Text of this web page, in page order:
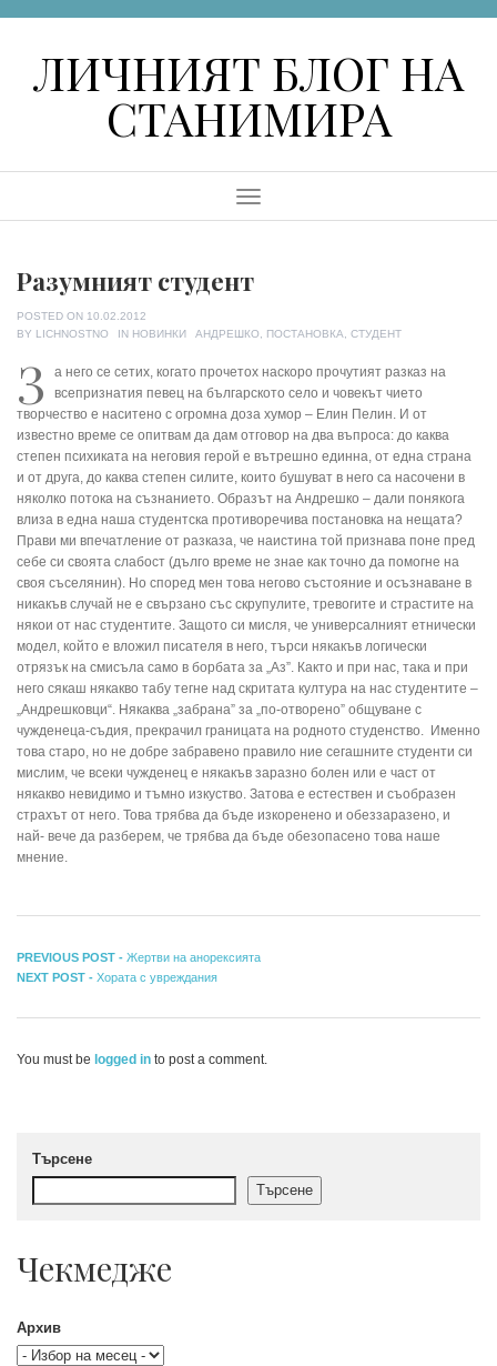
ЛИЧНИЯТ БЛОГ НА
СТАНИМИРА
Menu
Разумният студент
POSTED ON 10.02.2012
BY LICHNOSTNO IN НОВИНКИ TAGS
АНДРЕШКО ПОСТАНОВКА СТУДЕНТ
З
а него се сетих, когато прочетох наскоро прочутият разказ на
всепризнатия певец на българското село и човекът чието
творчество е наситено с огромна доза хумор – Елин Пелин. И от
известно време се опитвам да дам отговор на два въпроса: до каква
степен психиката на неговия герой е вътрешно единна, от една страна
и от друга, до каква степен силите, които бушуват в него са насочени в
няколко потока на съзнанието. Образът на Андрешко – дали понякога
влиза в една наша студентска противоречива постановка на нещата?
Прави ми впечатление от разказа, че наистина той признава поне пред
себе си своята слабост (дълго време не знае как точно да помогне на
своя съселянин). Но според мен това негово състояние и осъзнаване в
никакъв случай не е свързано със скрупулите, тревогите и страстите на
някои от нас студентите. Защото си мисля, че универсалният етнически
модел, който е вложил писателя в него, търси някакъв логически
отрязък на смисъла само в борбата за „Аз”. Както и при нас, така и при
него сякаш някакво табу тегне над скритата култура на нас студентите –
„Андрешковци“. Някаква „забрана” за „по-отворено” общуване с
чужденеца-съдия, прекрачил границата на родното студенство. Именно
това старо, но не добре забравено правило ние сегашните студенти си
мислим, че всеки чужденец е някакъв заразно болен или е част от
някакво невидимо и тъмно изкуство. Затова е естествен и съобразен
страхът от него. Това трябва да бъде изкоренено и обеззаразено, и
най- вече да разберем, че трябва да бъде обезопасено това наше
мнение.
Навигация
PREVIOUS POST - Previous
post:
Жертви на анорексията
NEXT POST - Next
Хората с увреждания
You must be logged in to post a comment.
Търсене
Търсене
Чекмедже
Архив